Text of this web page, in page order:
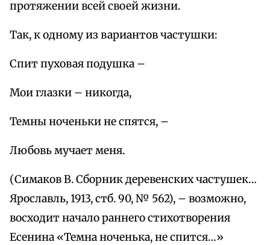
протяжении всей своей жизни.
Так, к одному из вариантов частушки:
Спит пуховая подушка –
Мои глазки – никогда,
Темны ноченьки не спятся, –
Любовь мучает меня.
(Симаков В. Сборник деревенских частушек…
Ярославль, 1913, стб. 90, № 562), – возможно,
восходит начало раннего стихотворения
Есенина «Темна ноченька, не спится…»